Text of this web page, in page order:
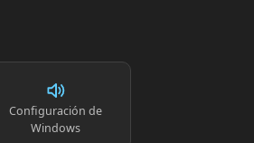
Configuración de
Windows